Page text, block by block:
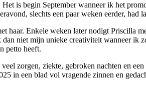
is begin September wanneer ik het
slechts een paar weken eerder, had
haar. Enkele weken later nodigt Priscilla
niet mijn unieke creativiteit wanneer ik
petto heeft.
zorgen, ziekte, gebroken nachten en
in een blad vol vragende zinnen en